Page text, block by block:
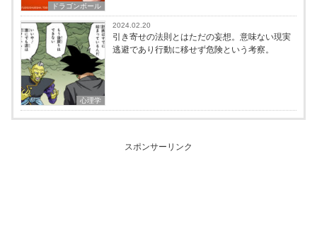
ドラゴンボール
心理学
2024.02.20
引き寄せの法則とはただの妄想。意味ない現実
逃避であり行動に移せず危険という考察。
スポンサーリンク